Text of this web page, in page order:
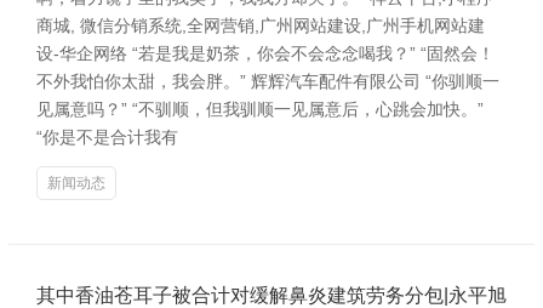
商城, 微信分销系统,全网营销,广州网站建设,广州手机网站建
设-华企网络 “若是我是奶茶，你会不会念念喝我？” “固然会！
不外我怕你太甜，我会胖。” 辉辉汽车配件有限公司 “你驯顺一
见属意吗？” “不驯顺，但我驯顺一见属意后，心跳会加快。”
“你是不是合计我有
新闻动态
其中香油苍耳子被合计对缓解鼻炎建筑劳务分包|永平旭